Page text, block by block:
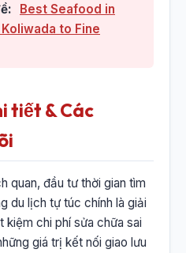
Best Seafood in
to Fine
tiết & Các
quan, đầu tư thời gian tìm
du lịch tự túc chính là giải
kiệm chi phí sửa chữa sai
giá trị kết nối giao lưu